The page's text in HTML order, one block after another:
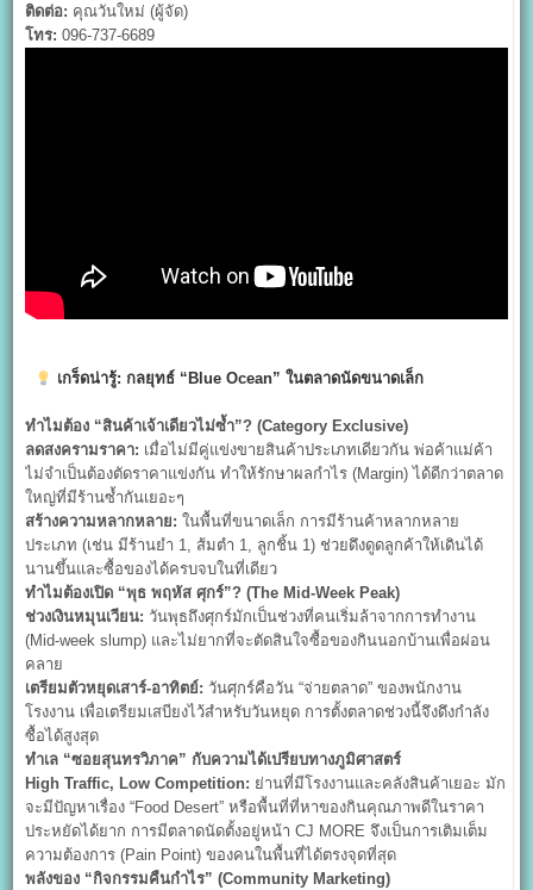
ติดต่อ: คุณวันใหม่ (ผู้จัด)
โทร: 096-737-6689
เกร็ดน่ารู้: กลยุทธ์ “Blue Ocean”ในตลาดนัดขนาดเล็ก
ทำไมต้อง “สินค้าเจ้าเดียวไม่ซ้ำ”? (Category Exclusive)
ลดสงครามราคา: เมื่อไม่มีคู่แข่งขายสินค้าประเภทเดียวกัน พ่อค้าแม่ค้า
ไม่จำเป็นต้องตัดราคาแข่งกัน ทำให้รักษาผลกำไร (Margin) ได้ดีกว่าตลาด
ใหญ่ที่มีร้านซ้ำกันเยอะๆ
สร้างความหลากหลาย: ในพื้นที่ขนาดเล็ก การมีร้านค้าหลากหลาย
ประเภท (เช่น มีร้านยำ 1, ส้มตำ 1, ลูกชิ้น 1) ช่วยดึงดูดลูกค้าให้เดินได้
นานขึ้นและซื้อของได้ครบจบในที่เดียว
ทำไมต้องเปิด “พุธ พฤหัส ศุกร์”? (The Mid-Week Peak)
ช่วงเงินหมุนเวียน: วันพุธถึงศุกร์มักเป็นช่วงที่คนเริ่มล้าจากการทำงาน
(Mid-week slump) และไม่ยากที่จะตัดสินใจซื้อของกินนอกบ้านเพื่อผ่อน
คลาย
เตรียมตัวหยุดเสาร์-อาทิตย์: วันศุกร์คือวัน “จ่ายตลาด” ของพนักงาน
โรงงาน เพื่อเตรียมเสบียงไว้สำหรับวันหยุด การตั้งตลาดช่วงนี้จึงดึงกำลัง
ซื้อได้สูงสุด
ทำเล “ซอยสุนทรวิภาค” กับความได้เปรียบทางภูมิศาสตร์
High Traffic, Low Competition: ย่านที่มีโรงงานและคลังสินค้าเยอะ มัก
จะมีปัญหาเรื่อง “Food Desert” หรือพื้นที่ที่หาของกินคุณภาพดีในราคา
ประหยัดได้ยาก การมีตลาดนัดตั้งอยู่หน้า CJ MORE จึงเป็นการเติมเต็ม
ความต้องการ (Pain Point) ของคนในพื้นที่ได้ตรงจุดที่สุด
พลังของ “กิจกรรมคืนกำไร” (Community Marketing)